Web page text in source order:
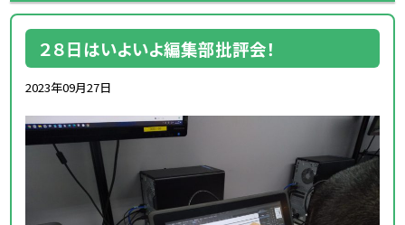
２８日はいよいよ編集部批評会！
2023年09月27日